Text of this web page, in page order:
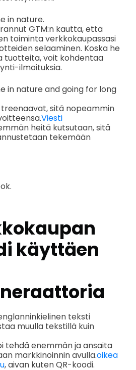
in nature.
GTM:n kautta, että
toiminta verkkokaupassasi
selaaminen. Koska he
tuotteita, voit kohdentaa
ilmoituksia.
in nature and going for long
sitä nopeammin
Viesti
heitä kutsutaan, sitä
tekemään
käyttäen
teksti
muulla tekstillä kuin
tehdä enemmän ja ansaita
markkinoinnin avulla.oikea
, aivan kuten QR-koodi.